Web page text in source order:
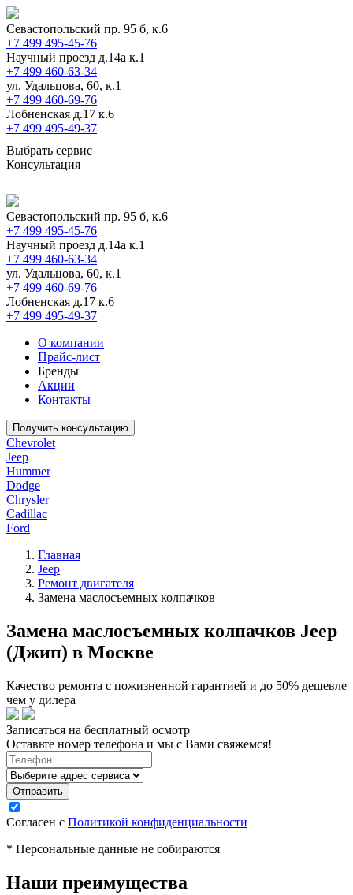
Севастопольский пр. 95 б, к.6
+7 499 495-45-76
Научный проезд д.14а к.1
+7 499 460-63-34
ул. Удальцова, 60, к.1
+7 499 460-69-76
Лобненская д.17 к.6
+7 499 495-49-37
Выбрать сервис
Консультация
Севастопольский пр. 95 б, к.6
+7 499 495-45-76
Научный проезд д.14а к.1
+7 499 460-63-34
ул. Удальцова, 60, к.1
+7 499 460-69-76
Лобненская д.17 к.6
+7 499 495-49-37
О компании
Прайс-лист
Бренды
Акции
Контакты
Получить консультацию
Chevrolet
Jeep
Hummer
Dodge
Chrysler
Cadillac
Ford
Главная
Jeep
Ремонт двигателя
Замена маслосъемных колпачков
Замена маслосъемных колпачков Jeep
(Джип) в Москве
Качество ремонта с пожизненной гарантией и до 50% дешевле
чем у дилера
Записаться на бесплатный осмотр
Оставьте номер телефона и мы с Вами свяжемся!
Согласен с Политикой конфиденциальности
* Персональные данные не собираются
Наши преимущества